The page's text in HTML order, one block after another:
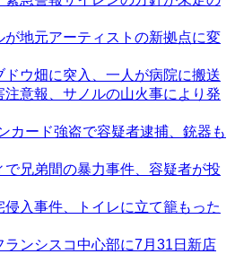
が地元アーティストの新拠点に変
ウ畑に突入、一人が病院に搬送
意報、サノルの山火事により発
カード強盗で容疑者逮捕、銃器も
で兄弟間の暴力事件、容疑者が投
入事件、トイレに立て籠もった
ランシスコ中心部に7月31日新店